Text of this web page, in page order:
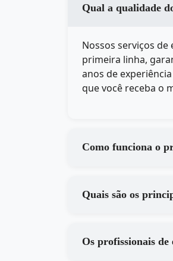
Nossos serviços de
primeira linha,
anos de
que você receba o